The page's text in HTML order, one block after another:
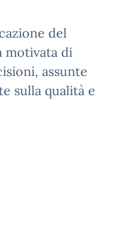
del
motivata di
assunte
sulla qualità e